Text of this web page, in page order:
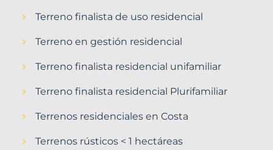
Terreno finalista de uso residencial
Terreno en gestión residencial
Terreno finalista residencial unifamiliar
Terreno finalista residencial Plurifamiliar
Terrenos residenciales en Costa
Terrenos rústicos < 1 hectáreas